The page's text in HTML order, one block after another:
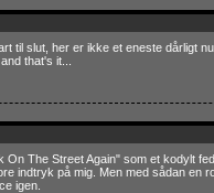
til slut, her er ikke et eneste dårligt
that's it...
On The Street Again" som et kodylt
indtryk på mig. Men med sådan en
igen.